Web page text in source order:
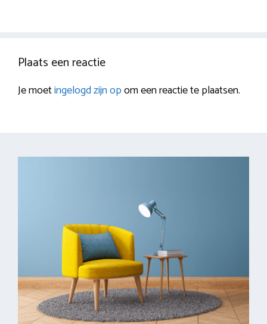
Plaats een reactie
Je moetingelogd zijn opom een reactie te plaatsen.